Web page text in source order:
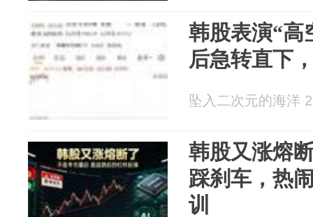
韩股表演“高
后急转直下
坠入二次元的海洋
韩股又涨熔
踩刹车，热
训